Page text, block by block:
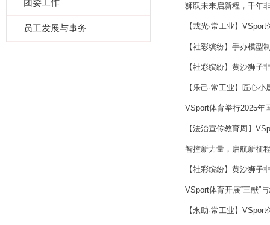
团委工作
员工发展与事务
狮跃未来启新程，千年
【戎光·常工业】
【社彩缤纷】手办模型
【社彩缤纷】黄沙狮子
【乐己·常工业】匠心
VSport体育举行2025年
【法治宣传教育周】
智控新力量，启航新征
【社彩缤纷】黄沙狮子
VSport体育开展“三献”
【永助·常工业】